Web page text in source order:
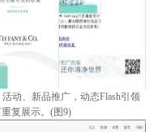
动、新品推广，动态Flash引领
复展示。(图9)